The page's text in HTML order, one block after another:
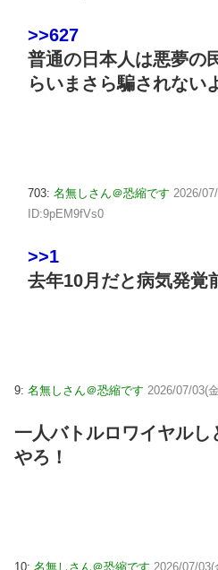
>>627
普通の日本人は悪夢の
らいまさら騙されない
703: 名無しさん＠恐縮です 2026/
ID:9pEM9fVs0
>>1
去年10月だと病気発覚
9: 名無しさん＠恐縮です 2026/07/03(
一人バトルロワイヤルし
やろ！
10: 名無しさん＠恐縮です 2026/07/